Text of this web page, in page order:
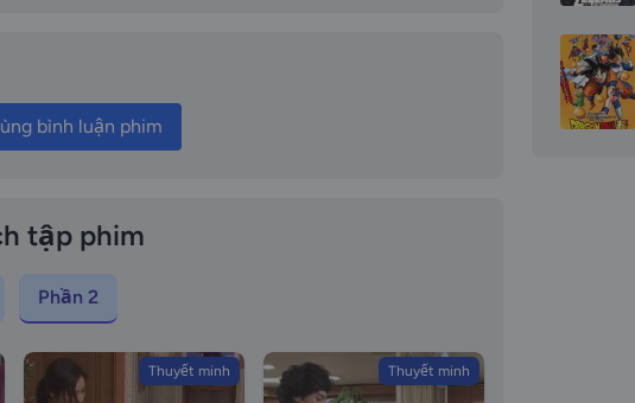
episode81 vietsub Gia dinh la so 1 phan 2 phan
vietsub Gia dinh la so 1 phan 2 tap 81 thuyet minh
High Kick 2 tap 81 long tieng tap 81 long tieng Tap 81
tap 81 long tieng Gia dinh la so 1 phan 2 phan tap
episode 81 Gia dinh la so mot episode 81
bình luận phim
tập phim
Phần 2
Thuyết minh Thuyết minh